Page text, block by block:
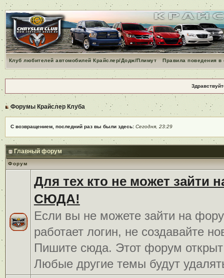
Клуб любителей автомобилей Крайслер/Додж/Плимут Правила поведения
Форумы Крайслер Клуба
С возвращением, последний раз вы были здесь: Сегодня, 23:29
Главный форум
Форум
Для тех кто не может зайти
СЮДА!
Если вы не можете зайти на
работает логин, не создавайте
Пишите сюда. Этот форум открыт
Любые другие темы будут